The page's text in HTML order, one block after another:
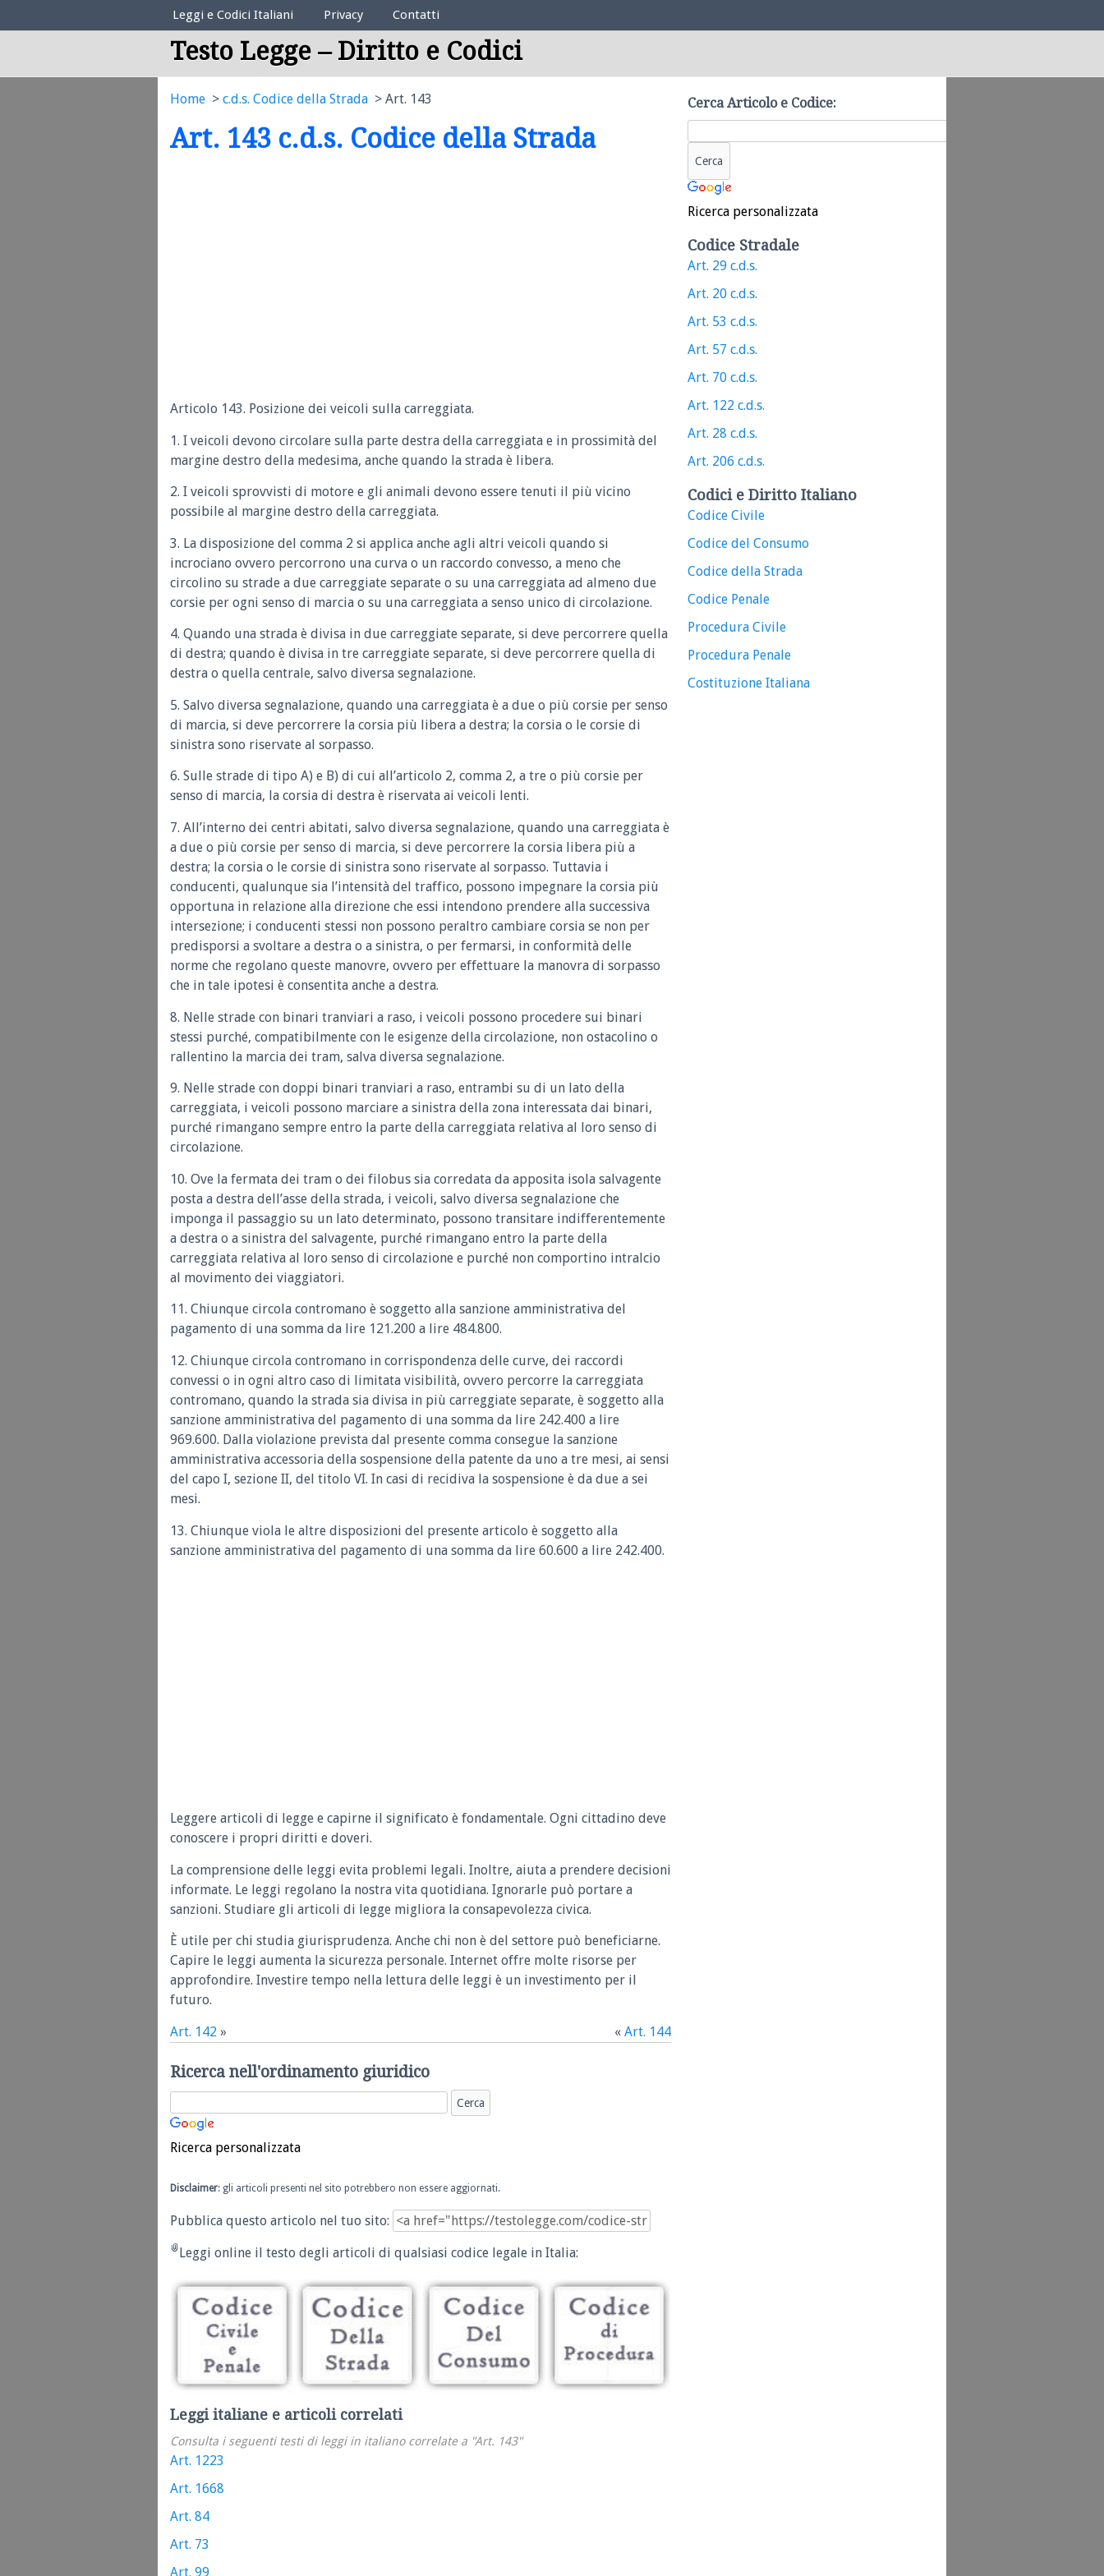
Elenco Codici Legali
Leggi e Codici Italiani Privacy Contatti
Testo Legge – Diritto e Codici
Home c.d.s. Codice della Strada Art. 143
Art. 143 c.d.s. Codice della Strada
Articolo 143. Posizione dei veicoli sulla carreggiata.
1. I veicoli devono circolare sulla parte destra della carreggiata e in prossimità del
margine destro della medesima, anche quando la strada è libera.
2. I veicoli sprovvisti di motore e gli animali devono essere tenuti il più vicino
possibile al margine destro della carreggiata.
3. La disposizione del comma 2 si applica anche agli altri veicoli quando si
incrociano ovvero percorrono una curva o un raccordo convesso, a meno che
circolino su strade a due carreggiate separate o su una carreggiata ad almeno due
corsie per ogni senso di marcia o su una carreggiata a senso unico di circolazione.
4. Quando una strada è divisa in due carreggiate separate, si deve percorrere quella
di destra; quando è divisa in tre carreggiate separate, si deve percorrere quella di
destra o quella centrale, salvo diversa segnalazione.
5. Salvo diversa segnalazione, quando una carreggiata è a due o più corsie per senso
di marcia, si deve percorrere la corsia più libera a destra; la corsia o le corsie di
sinistra sono riservate al sorpasso.
6. Sulle strade di tipo A) e B) di cui all’articolo 2, comma 2, a tre o più corsie per
senso di marcia, la corsia di destra è riservata ai veicoli lenti.
7. All’interno dei centri abitati, salvo diversa segnalazione, quando una carreggiata è
a due o più corsie per senso di marcia, si deve percorrere la corsia libera più a
destra; la corsia o le corsie di sinistra sono riservate al sorpasso. Tuttavia i
conducenti, qualunque sia l’intensità del traffico, possono impegnare la corsia più
opportuna in relazione alla direzione che essi intendono prendere alla successiva
intersezione; i conducenti stessi non possono peraltro cambiare corsia se non per
predisporsi a svoltare a destra o a sinistra, o per fermarsi, in conformità delle
norme che regolano queste manovre, ovvero per effettuare la manovra di sorpasso
che in tale ipotesi è consentita anche a destra.
8. Nelle strade con binari tranviari a raso, i veicoli possono procedere sui binari
stessi purché, compatibilmente con le esigenze della circolazione, non ostacolino o
rallentino la marcia dei tram, salva diversa segnalazione.
9. Nelle strade con doppi binari tranviari a raso, entrambi su di un lato della
carreggiata, i veicoli possono marciare a sinistra della zona interessata dai binari,
purché rimangano sempre entro la parte della carreggiata relativa al loro senso di
circolazione.
10. Ove la fermata dei tram o dei filobus sia corredata da apposita isola salvagente
posta a destra dell’asse della strada, i veicoli, salvo diversa segnalazione che
imponga il passaggio su un lato determinato, possono transitare indifferentemente
a destra o a sinistra del salvagente, purché rimangano entro la parte della
carreggiata relativa al loro senso di circolazione e purché non comportino intralcio
al movimento dei viaggiatori.
11. Chiunque circola contromano è soggetto alla sanzione amministrativa del
pagamento di una somma da lire 121.200 a lire 484.800.
12. Chiunque circola contromano in corrispondenza delle curve, dei raccordi
convessi o in ogni altro caso di limitata visibilità, ovvero percorre la carreggiata
contromano, quando la strada sia divisa in più carreggiate separate, è soggetto alla
sanzione amministrativa del pagamento di una somma da lire 242.400 a lire
969.600. Dalla violazione prevista dal presente comma consegue la sanzione
amministrativa accessoria della sospensione della patente da uno a tre mesi, ai sensi
del capo I, sezione II, del titolo VI. In casi di recidiva la sospensione è da due a sei
mesi.
13. Chiunque viola le altre disposizioni del presente articolo è soggetto alla
sanzione amministrativa del pagamento di una somma da lire 60.600 a lire 242.400.
Leggere articoli di legge e capirne il significato è fondamentale. Ogni cittadino deve
conoscere i propri diritti e doveri.
La comprensione delle leggi evita problemi legali. Inoltre, aiuta a prendere decisioni
informate. Le leggi regolano la nostra vita quotidiana. Ignorarle può portare a
sanzioni. Studiare gli articoli di legge migliora la consapevolezza civica.
È utile per chi studia giurisprudenza. Anche chi non è del settore può beneficiarne.
Capire le leggi aumenta la sicurezza personale. Internet offre molte risorse per
approfondire. Investire tempo nella lettura delle leggi è un investimento per il
futuro.
Art. 142 » « Art. 144
Ricerca nell'ordinamento giuridico
Ricerca personalizzata
Disclaimer: gli articoli presenti nel sito potrebbero non essere aggiornati.
Pubblica questo articolo nel tuo sito:
Leggi online il testo degli articoli di qualsiasi codice legale in Italia:
Leggi italiane e articoli correlati
Consulta i seguenti testi di leggi in italiano correlate a "Art. 143"
Art. 1223
Art. 1668
Art. 84
Art. 73
Art. 99
Cerca Articolo e Codice:
Ricerca personalizzata
Codice Stradale
Art. 29 c.d.s.
Art. 20 c.d.s.
Art. 53 c.d.s.
Art. 57 c.d.s.
Art. 70 c.d.s.
Art. 122 c.d.s.
Art. 28 c.d.s.
Art. 206 c.d.s.
Codici e Diritto Italiano
Codice Civile
Codice del Consumo
Codice della Strada
Codice Penale
Procedura Civile
Procedura Penale
Costituzione Italiana